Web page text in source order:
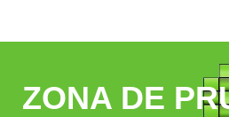
ZONA DE